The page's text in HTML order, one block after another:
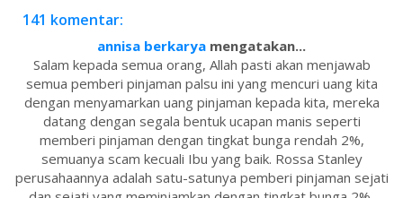
141 komentar:
annisa berkarya mengatakan...
Salam kepada semua orang, Allah pasti akan menjawab
semua pemberi pinjaman palsu ini yang mencuri uang kita
dengan menyamarkan uang pinjaman kepada kita, mereka
datang dengan segala bentuk ucapan manis seperti
memberi pinjaman dengan tingkat bunga rendah 2%,
semuanya scam kecuali Ibu yang baik. Rossa Stanley
perusahaannya adalah satu-satunya pemberi pinjaman sejati